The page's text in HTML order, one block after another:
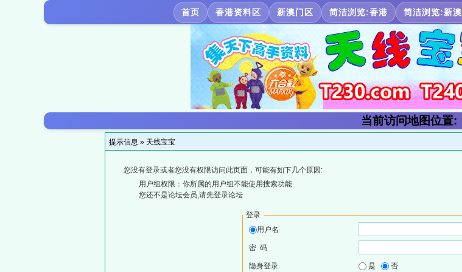
首页 香港资料区 新澳门区 简洁浏览:香港 简洁浏览:新澳
当前访问地图位置:
提示信息 » 天线宝宝
您没有登录或者您没有权限访问此页面，可能有如下几个原因:
用户组权限：你所属的用户组不能使用搜索功能
您还不是论坛会员,请先登录论坛
登录
用户名
密 码
隐身登录 是 否